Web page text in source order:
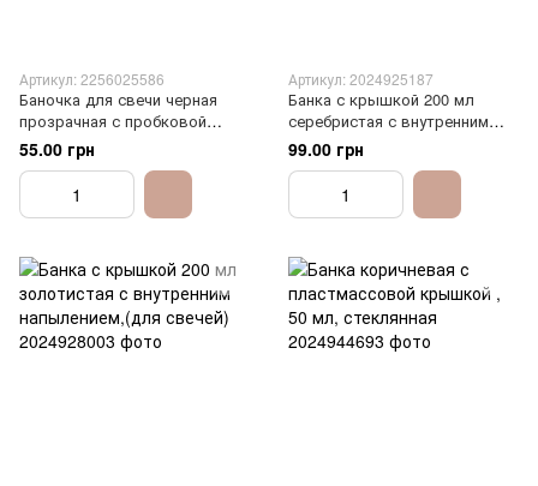
Артикул: 2256025586
Баночка для свечи черная
прозрачная с пробковой
крышкой, 100 мл
55.00 грн
Артикул: 2024925187
Банка с крышкой 200 мл
серебристая с внутренним
напылением,(для свечей)
99.00 грн